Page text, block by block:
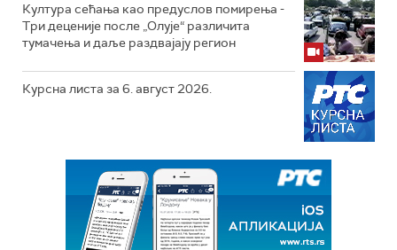
Култура сећања као предуслов помирења ­-
Три деценије после „Олује“ различита
тумачења и даље раздвајају регион
Курсна листа за 6. август 2026.